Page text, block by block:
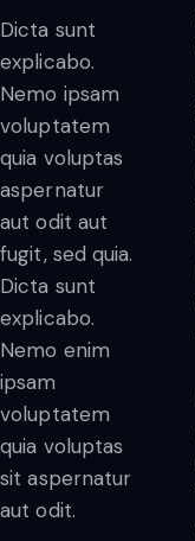
Dicta sunt
explicabo.
Nemo ipsam
voluptatem
quia voluptas
aspernatur
aut odit aut
fugit, sed quia.
Dicta sunt
explicabo.
Nemo enim
ipsam
voluptatem
quia voluptas
sit aspernatur
aut odit.